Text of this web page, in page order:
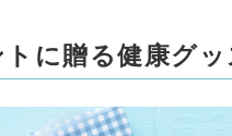
に贈る健康グッ